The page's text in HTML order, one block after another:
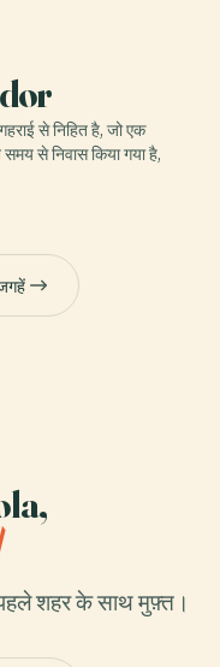
से निहित है, जो एक
समय से निवास किया गया है,
शहर के साथ मुफ़्त।